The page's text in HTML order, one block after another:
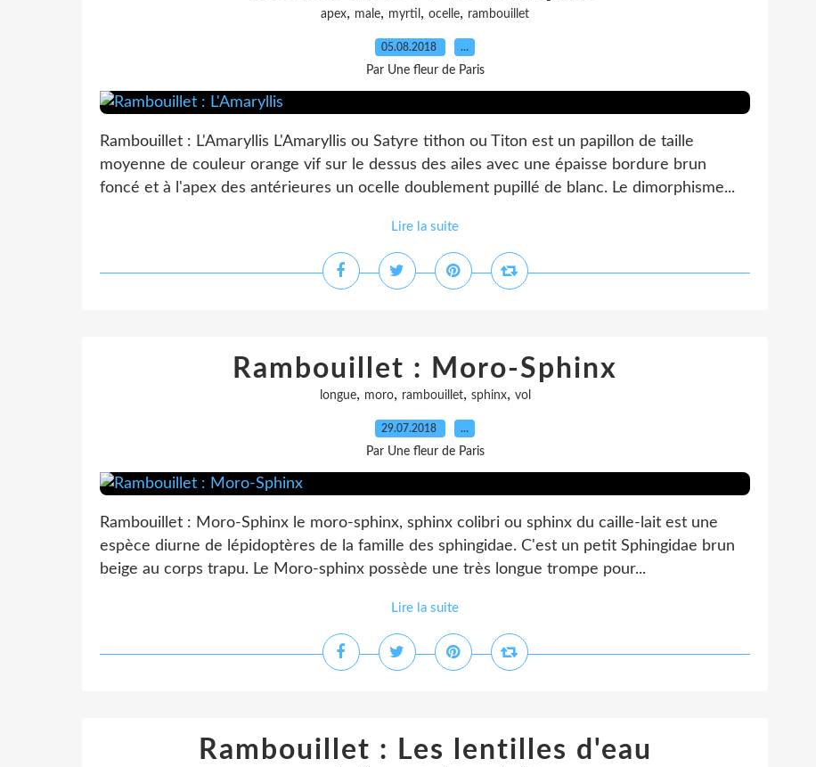
apex, male, myrtil , ocelle, rambouillet
05.08.2018 …
Par Une fleur de Paris
Rambouillet : L'Amaryllis L'Amaryllis ou Satyre tithon ou Titon est un papillon de taille
moyenne de couleur orange vif sur le dessus des ailes avec une épaisse bordure brun
foncé et à l'apex des antérieures un ocelle doublement pupillé de blanc. Le dimorphisme...
Lire la suite
Rambouillet : Moro-Sphinx
longue, moro, rambouillet, sphinx, vol
29.07.2018 …
Par Une fleur de Paris
Rambouillet : Moro-Sphinx le moro-sphinx, sphinx colibri ou sphinx du caille-lait est une
espèce diurne de lépidoptères de la famille des sphingidae. C'est un petit Sphingidae brun
beige au corps trapu. Le Moro-sphinx possède une très longue trompe pour...
Lire la suite
Rambouillet : Les lentilles d'eau